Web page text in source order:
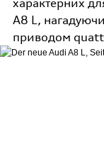
характерних
A8 L,
приводом